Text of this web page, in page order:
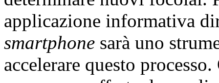
applicazione informativa
smartphone sarà uno
accelerare questo